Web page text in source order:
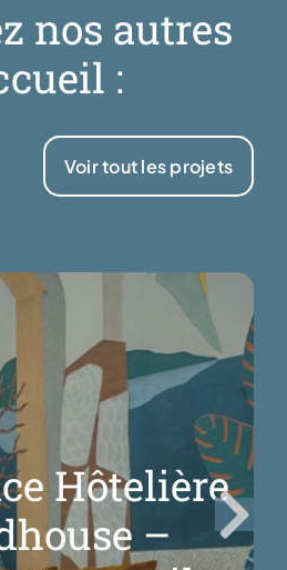
nos autres
:
Voir tout les projets
Hôtelière
–